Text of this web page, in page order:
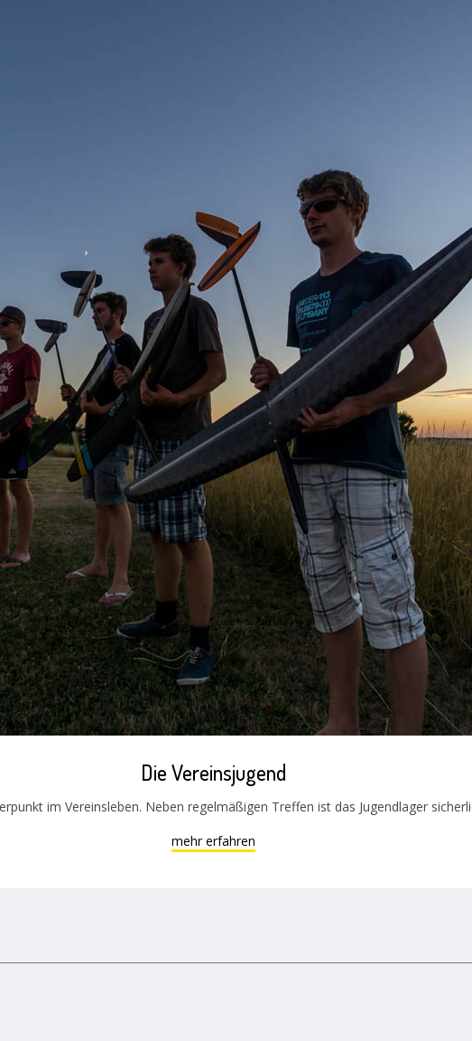
Die Vereinsjugend
im Vereinsleben. Neben regelmäßigen Treffen ist das Jugendlager
mehr erfahren